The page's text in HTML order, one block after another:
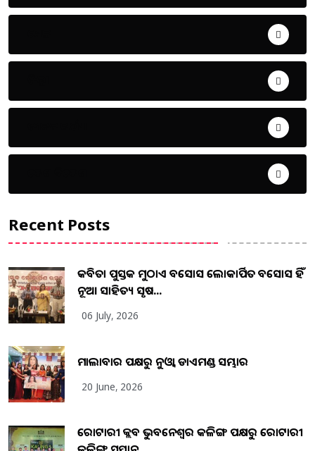
Recent Posts
କବିତା ପୁସ୍ତକ ମୁଠାଏ ଅବସୋସ ଲୋକାର୍ପିତ ଅବସୋସ ହିଁ
ନୂଆ ସାହିତ୍ୟ ସୃଷ...
06 July, 2026
ମାଲାବାର ପକ୍ଷରୁ ନୁଓ୍ବା ଡାଏମଣ୍ଡ ସମ୍ଭାର
20 June, 2026
ରୋଟାରୀ କ୍ଲବ ଭୁବନେଶ୍ୱର କଳିଙ୍ଗ ପକ୍ଷରୁ ରୋଟାରୀ